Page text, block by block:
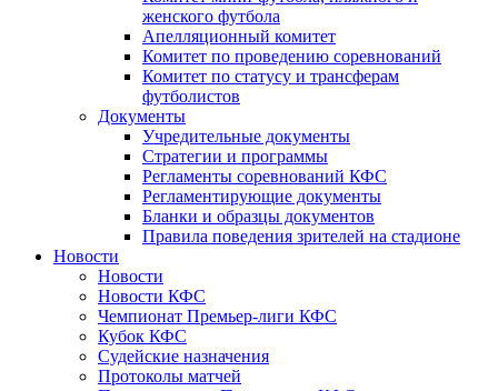
женского футбола
Апелляционный комитет
Комитет по проведению соревнований
Комитет по статусу и трансферам
футболистов
Документы
Учредительные документы
Стратегии и программы
Регламенты соревнований КФС
Регламентирующие документы
Бланки и образцы документов
Правила поведения зрителей на стадионе
Новости
Новости
Новости КФС
Чемпионат Премьер-лиги КФС
Кубок КФС
Судейские назначения
Протоколы матчей